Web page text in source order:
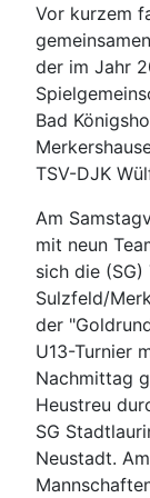
Vor kurzem
der im Jahr
Bad
TSV-DJK
Am
mit neun
sich die (SG)
Sulzfeld/
der
U13-Turnier
Nachmittag
Heustreu
SG
Neustadt.